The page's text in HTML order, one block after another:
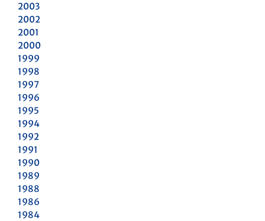
2003
2002
2001
2000
1999
1998
1997
1996
1995
1994
1992
1991
1990
1989
1988
1986
1984